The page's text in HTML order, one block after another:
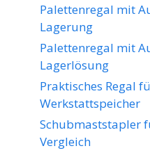
Palettenregal mit
Lagerung
Palettenregal mit
Lagerlösung
Praktisches Regal
Werkstattspeicher
Schubmaststapler
Vergleich